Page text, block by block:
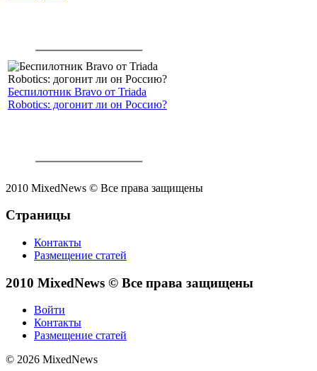
Беспилотник Bravo от Triada
Robotics: догонит ли он Россию?
2010 MixedNews © Все права защищены
Страницы
Контакты
Размещение статей
2010 MixedNews © Все права защищены
Войти
Контакты
Размещение статей
© 2026 MixedNews